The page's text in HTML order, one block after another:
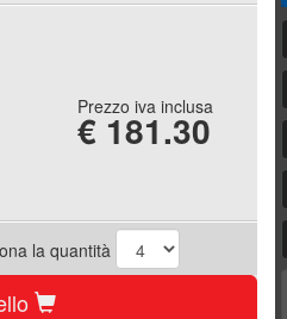
Prezzo iva inclusa
€ 181.30
la quantità